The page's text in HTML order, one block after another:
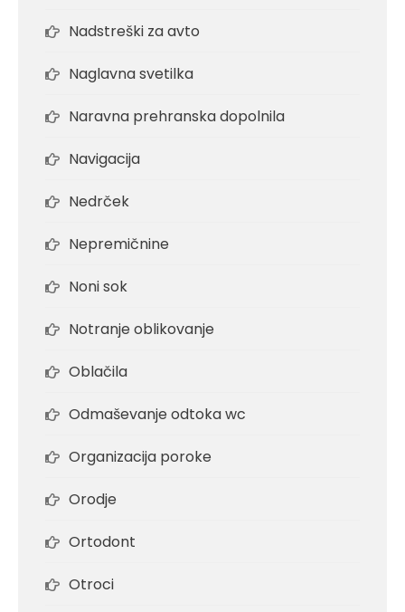
Nadstreški za avto
Naglavna svetilka
Naravna prehranska dopolnila
Navigacija
Nedrček
Nepremičnine
Noni sok
Notranje oblikovanje
Oblačila
Odmaševanje odtoka wc
Organizacija poroke
Orodje
Ortodont
Otroci